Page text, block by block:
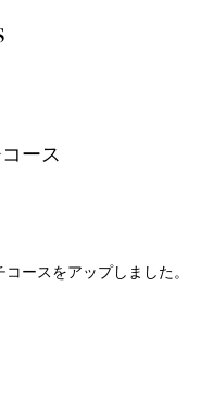
ース
ースをアップしました。